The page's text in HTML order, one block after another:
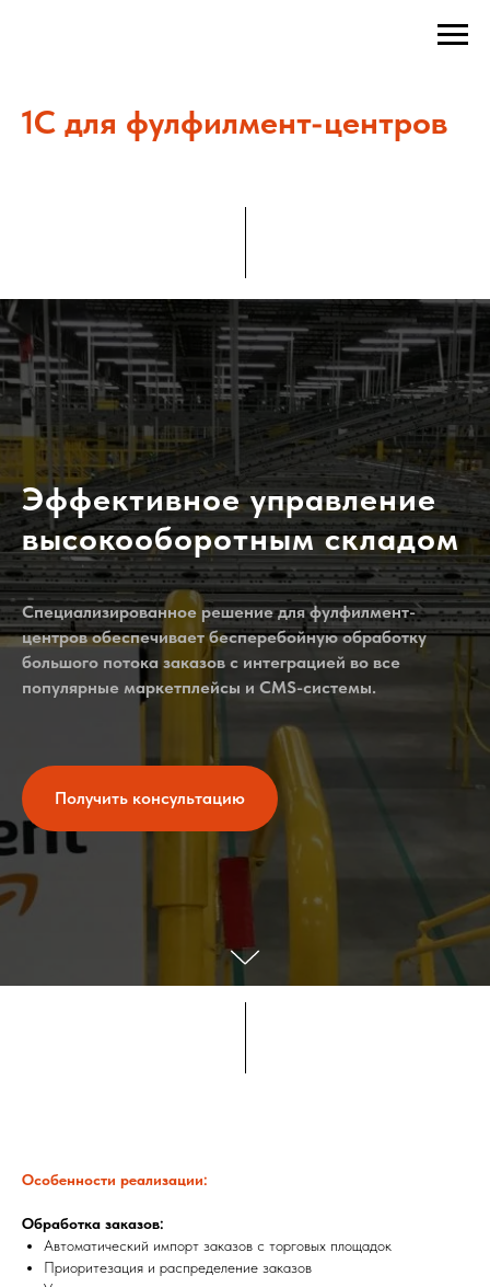
1С для фулфилмент-центров
Эффективное управление
высокооборотным складом
Специализированное решение для фулфилмент-
центров обеспечивает бесперебойную обработку
большого потока заказов с интеграцией во все
популярные маркетплейсы и CMS-системы.
Получить консультацию
Особенности реализации:
Обработка заказов:
Автоматический импорт заказов с торговых площадок
Приоритезация и распределение заказов